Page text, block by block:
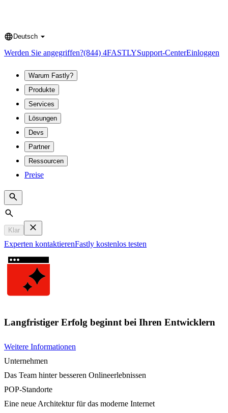
Language
Deutsch
Werden Sie angegriffen?(844) 4FASTLYSupport-CenterEinloggen
Warum Fastly?
Produkte
Services
Lösungen
Devs
Partner
Ressourcen
Preise
Search
Klar
Experten kontaktierenFastly kostenlos testen
Langfristiger Erfolg beginnt bei Ihren Entwicklern
Weitere Informationen
Unternehmen
Das Team hinter besseren Onlineerlebnissen
POP-Standorte
Eine neue Architektur für das moderne Internet